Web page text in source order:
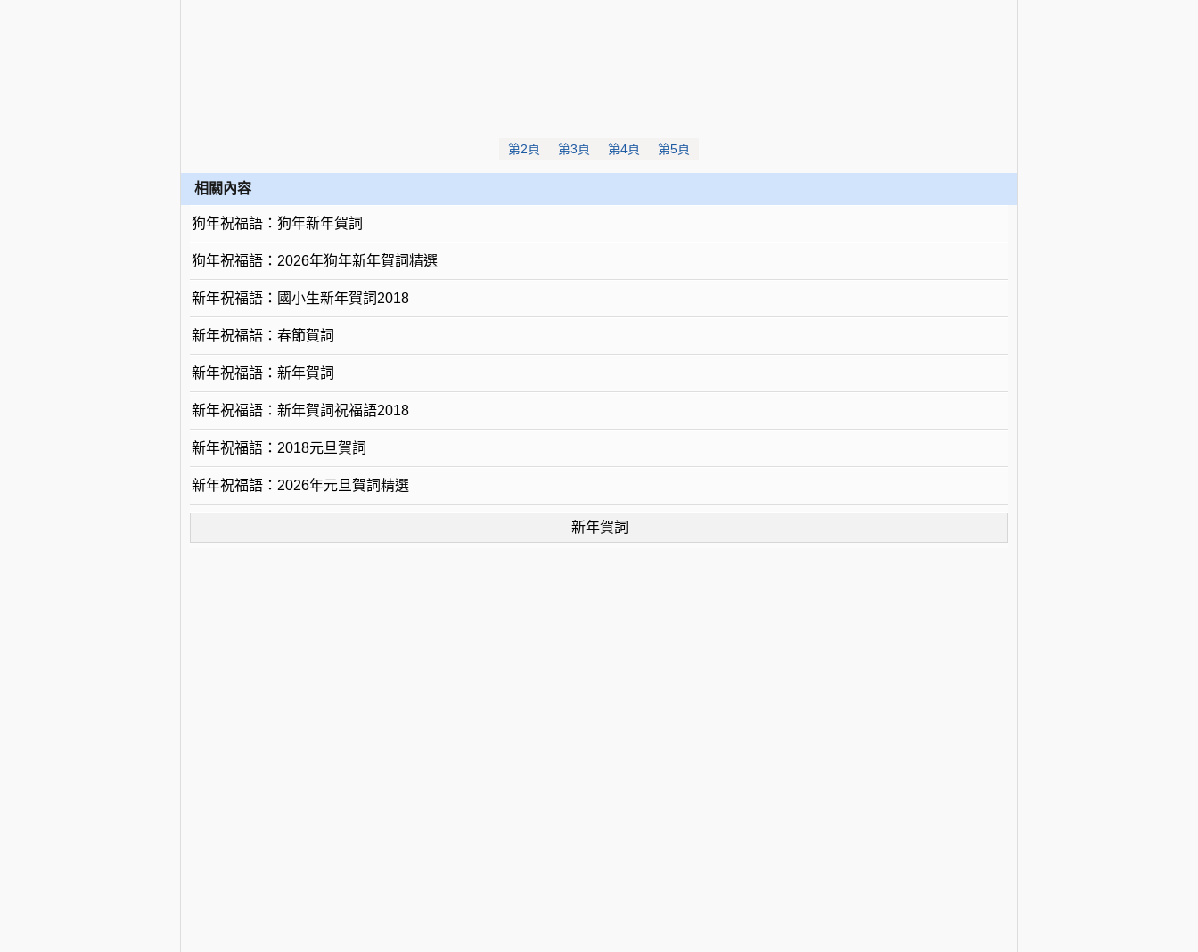
第2頁 第3頁 第4頁 第5頁
相關內容
狗年祝福語：狗年新年賀詞
狗年祝福語：2026年狗年新年賀詞精選
新年祝福語：國小生新年賀詞2018
新年祝福語：春節賀詞
新年祝福語：新年賀詞
新年祝福語：新年賀詞祝福語2018
新年祝福語：2018元旦賀詞
新年祝福語：2026年元旦賀詞精選
新年賀詞